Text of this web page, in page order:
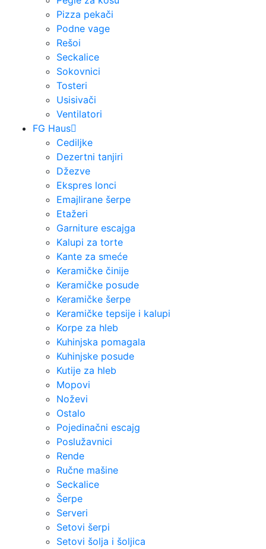
Pizza pekači
Podne vage
Rešoi
Seckalice
Sokovnici
Tosteri
Usisivači
Ventilatori
FG Haus
Cediljke
Dezertni tanjiri
Džezve
Ekspres lonci
Emajlirane šerpe
Etažeri
Garniture escajga
Kalupi za torte
Kante za smeće
Keramičke činije
Keramičke posude
Keramičke šerpe
Keramičke tepsije i kalupi
Korpe za hleb
Kuhinjska pomagala
Kuhinjske posude
Kutije za hleb
Mopovi
Noževi
Ostalo
Pojedinačni escajg
Poslužavnici
Rende
Ručne mašine
Seckalice
Šerpe
Serveri
Setovi šerpi
Setovi šolja i šoljica